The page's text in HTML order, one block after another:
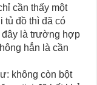
cần thấy một
tủ đồ thì đã có
đây là trường hợp
hẳn là cần
không còn bột